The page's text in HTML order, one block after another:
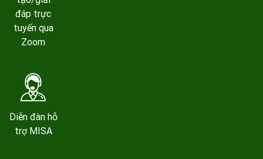
đáp trực
tuyến qua
Zoom
Diễn đàn hỗ
trợ MISA